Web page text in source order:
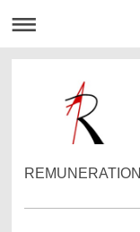
REMUNERATION